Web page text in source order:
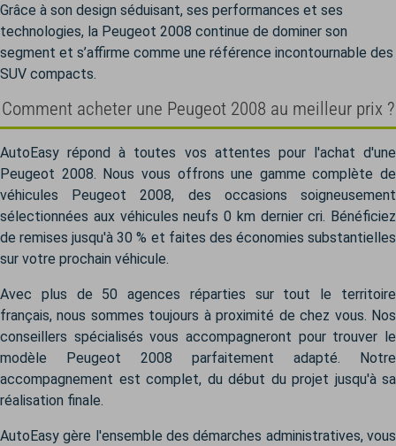
Grâce à son design séduisant, ses performances et ses
technologies, la Peugeot 2008 continue de dominer son
segment et s’affirme comme une référence incontournable des
SUV compacts.
Comment acheter une Peugeot 2008 au meilleur prix ?
AutoEasy répond à toutes vos attentes pour l'achat d'une
Peugeot 2008. Nous vous offrons une gamme complète de
véhicules Peugeot 2008, des occasions soigneusement
sélectionnées aux véhicules neufs 0 km dernier cri. Bénéficiez
de remises jusqu'à 30 % et faites des économies substantielles
sur votre prochain véhicule.
Avec plus de 50 agences réparties sur tout le territoire
français, nous sommes toujours à proximité de chez vous. Nos
conseillers spécialisés vous accompagneront pour trouver le
modèle Peugeot 2008 parfaitement adapté. Notre
accompagnement est complet, du début du projet jusqu'à sa
réalisation finale.
AutoEasy gère l'ensemble des démarches administratives, vous